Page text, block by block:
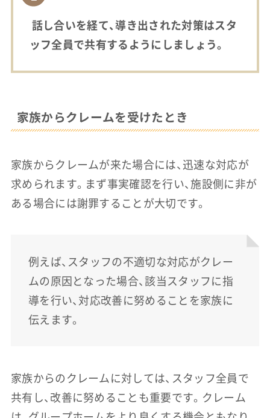
話し合いを経て、導き出された対策はスタ
ッフ全員で共有するようにしましょう。
家族からクレームを受けたとき
家族からクレームが来た場合には、迅速な対応が
求められます。まず事実確認を行い、施設側に非が
ある場合には謝罪することが大切です。
例えば、スタッフの不適切な対応がクレー
ムの原因となった場合、該当スタッフに指
導を行い、対応改善に努めることを家族に
伝えます。
家族からのクレームに対しては、スタッフ全員で
共有し、改善に努めることも重要です。クレーム